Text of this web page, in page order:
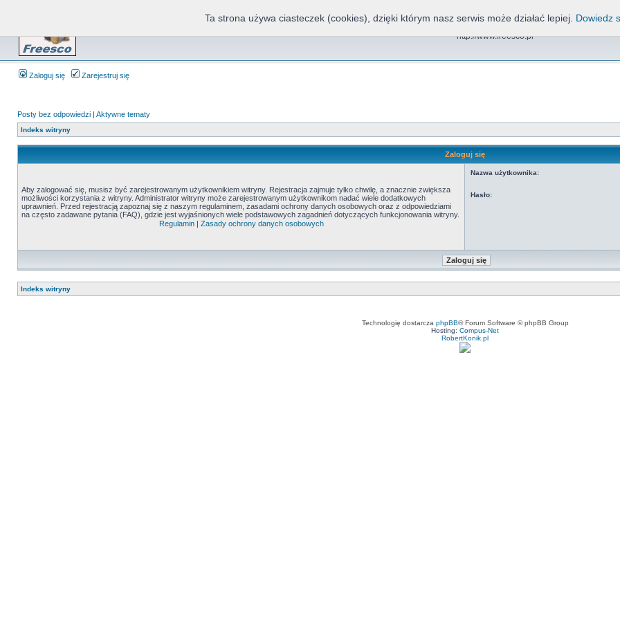
Freesco, NND, CDN, EOS
http://www.freesco.pl
Zaloguj się Zarejestruj się
Posty bez odpowiedzi | Aktywne tematy
Indeks witryny
Zaloguj się
Aby zalogować się, musisz być zarejestrowanym użytkownikiem witryny. Rejestracja zajmuje tylko chwilę, a znacznie zwiększa
możliwości korzystania z witryny. Administrator witryny może zarejestrowanym użytkownikom nadać wiele dodatkowych
uprawnień. Przed rejestracją zapoznaj się z naszym regulaminem, zasadami ochrony danych osobowych oraz z odpowiedziami
na często zadawane pytania (FAQ), gdzie jest wyjaśnionych wiele podstawowych zagadnień dotyczących funkcjonowania witryny.
Regulamin| Zasady ochrony danych osobowych
Nazwa użytkownika:
Hasło:
Indeks witryny
Technologię dostarcza phpBB® Forum Software © phpBB Group
Hosting: Compus-Net
RobertKonik.pl
Ta strona używa ciasteczek (cookies), dzięki którym nasz serwis może działać lepiej. Dowiedz